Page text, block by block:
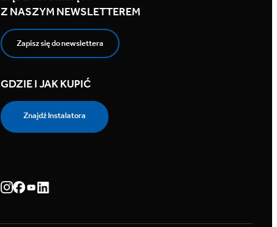
Z NASZYM NEWSLETTEREM
Zapisz się do newslettera
GDZIE I JAK KUPIĆ
Znajdź Instalatora